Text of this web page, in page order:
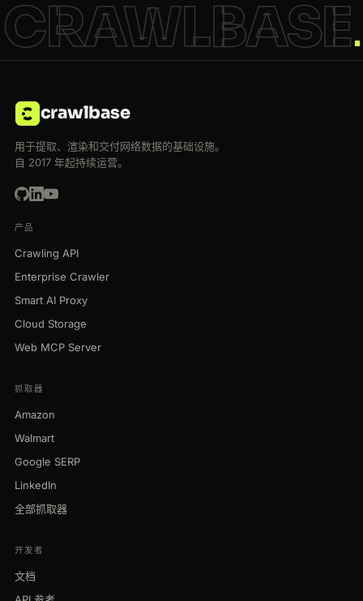
CRAWLBASE
crawlbase
用于提取、渲染和交付网络数据的基础设施。
自 2017 年起持续运营。
产品
Crawling API
Enterprise Crawler
Smart AI Proxy
Cloud Storage
Web MCP Server
抓取器
Amazon
Walmart
Google SERP
LinkedIn
全部抓取器
开发者
文档